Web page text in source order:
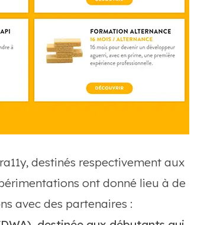
destinés respectivement aux
ont donné lieu à de
avec des partenaires :